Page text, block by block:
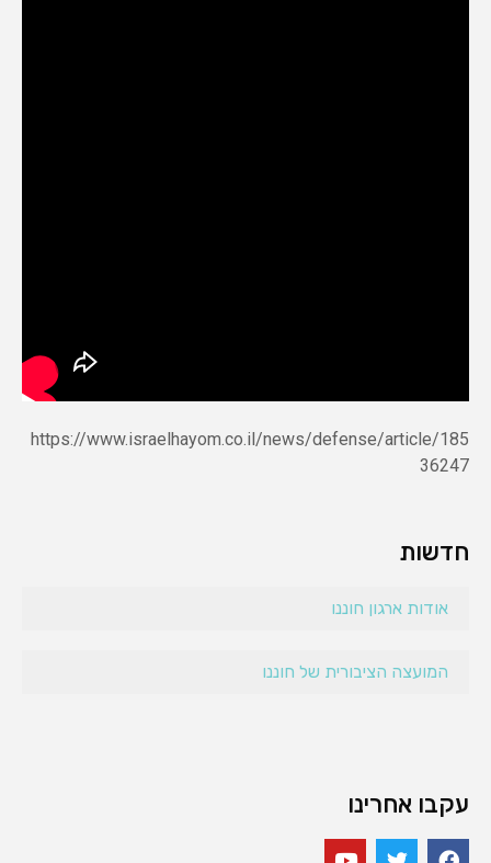
חדשות
אודות ארגון חוננו
המועצה הציבורית של חוננו
עקבו אחרינו
https://www.israelhayom.co.il/news/defense/article/185
36247